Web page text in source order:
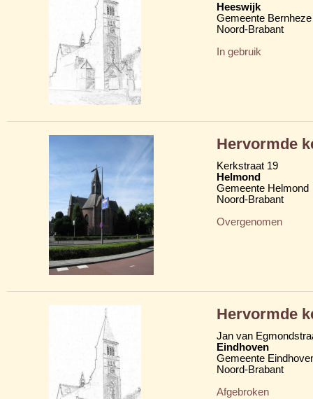
Heeswijk
Gemeente Bernheze
Noord-Brabant
In gebruik
Hervormde
Kerkstraat 19
Helmond
Gemeente Helmond
Noord-Brabant
Overgenomen
Hervormde
Jan van
Eindhoven
Gemeente
Noord-Brabant
Afgebroken